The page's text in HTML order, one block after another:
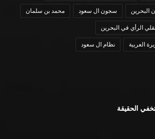
البحرين سجون ال سعود محمد بن سلمان
الرأي في البحرين
العربية نظام ال سعود
الحقيقة